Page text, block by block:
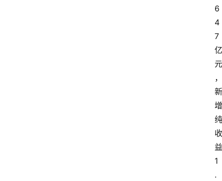
6
4
7
亿
元
，
新
增
纯
收
益
1
.